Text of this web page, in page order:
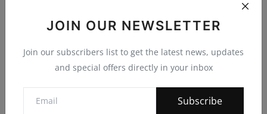
JOIN OUR NEWSLETTER
Join our subscribers list to get the latest news, updates
and special offers directly in your inbox
Subscribe
श्राद्ध अमावस्या पर पित्र तर्पण कार्यक्रम आयोजित